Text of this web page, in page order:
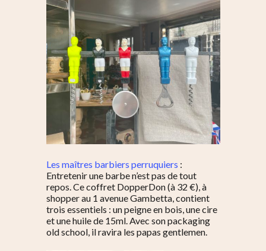
Les maîtres barbiers perruquiers :
Entretenir une barbe n’est pas de tout
repos. Ce coffret DopperDon (à 32 €), à
shopper au 1 avenue Gambetta, contient
trois essentiels : un peigne en bois, une cire
et une huile de 15ml. Avec son packaging
old school, il ravira les papas gentlemen.